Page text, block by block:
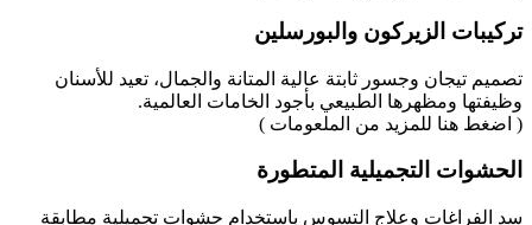
تركيبات الزيركون والبورسلين
تصميم تيجان وجسور ثابتة عالية المتانة والجمال، تعيد للأسنان
وظيفتها ومظهرها الطبيعي بأجود الخامات العالمية.
( اضغط هنا للمزيد من الملعومات )
الحشوات التجميلية المتطورة
سد الفراغات وعلاج التسوس باستخدام حشوات تجميلية مطابقة